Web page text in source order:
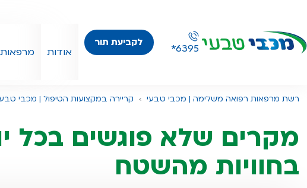
*6395 לקביעת תור
אודות מרפאות
רשת מרפאות רפואה משלימה | מכבי טבעי קריירה במקצועות הטיפול | מכבי
מקרים שלא פוגשים בכל
בחוויות מהשטח